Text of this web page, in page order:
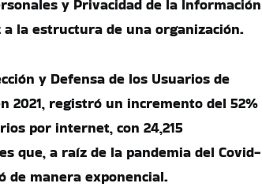
y Privacidad de la Información
a la estructura de una organización.
y Defensa de los Usuarios de
2021, registró un incremento del 52%
por internet, con 24,215
que, a raíz de la pandemia del Covid-
de manera exponencial.